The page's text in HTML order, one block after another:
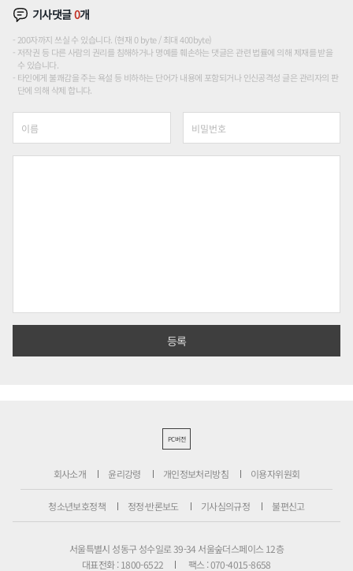
기사댓글0개
200자까지 쓰실 수 있습니다. (현재 0 byte / 최대 400byte)
저작권 등 다른 사람의 권리를 침해하거나 명예를 훼손하는 댓글은 관련 법률에 의해 제재를 받을
수 있습니다.
타인에게 불쾌감을 주는 욕설 등 비하하는 단어가 내용에 포함되거나 인신공격성 글은 관리자의 판
단에 의해 삭제 합니다.
PC버전
회사소개 윤리강령 개인정보처리방침 이용자위원회
청소년보호정책 정정·반론보도 기사심의규정 불편신고
서울특별시 성동구 성수일로 39-34 서울숲더스페이스 12층
대표전화 : 1800-6522
팩스 : 070-4015-8658